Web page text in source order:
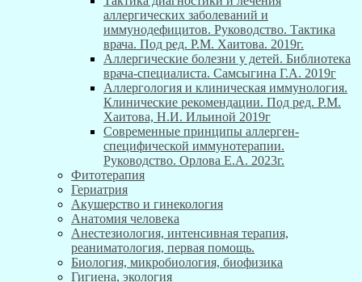
аллергических заболеваний и
иммунодефицитов. Руководство. Тактика
врача. Под ред. Р.М. Хаитова. 2019г.
Аллергические болезни у детей. Библиотека
врача-специалиста. Самсыгина Г.А. 2019г
Аллергология и клиническая иммунология.
Клинические рекомендации. Под ред. Р.М.
Хаитова, Н.И. Ильиной 2019г
Современные принципы аллерген-
специфической иммунотерапии.
Руководство. Орлова Е.А. 2023г.
Фитотерапия
Гериатрия
Акушерство и гинекология
Анатомия человека
Анестезиология, интенсивная терапия,
реаниматология, первая помощь.
Биология, микробиология, биофизика
Гигиена, экология